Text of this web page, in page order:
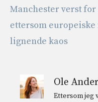
Manchester verst
ettersom
lignende kaos
Ole
Ettersom jeg